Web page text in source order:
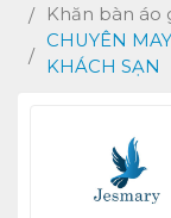
Khăn bàn áo
CHUYÊN
KHÁCH SẠN